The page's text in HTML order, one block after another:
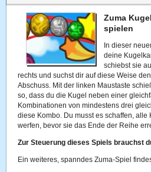
Zuma
spielen
In dieser
deine
schiebst sie
rechts und suchst dir auf diese Weise
Abschuss. Mit der linken Maustaste
so, dass du die Kugel neben einer
Kombinationen von mindestens drei
diese Kombo. Du musst es schaffen, alle
werfen, bevor sie das Ende der Reihe
Zur Steuerung dieses Spiels brauchst
Ein weiteres, spanndes Zuma-Spiel